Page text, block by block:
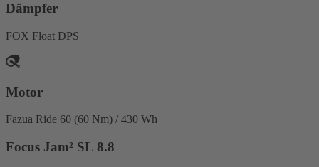
Dämpfer
FOX Float DPS
Motor
Fazua Ride 60 (60 Nm) / 430 Wh
Focus Jam² SL 8.8